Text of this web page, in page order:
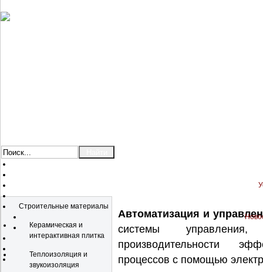
Строительные материалы
Керамическая и
интерактивная плитка
Теплоизоляция и
звукоизоляция
Автоматизация и
системы
производительности
процессов с помощью